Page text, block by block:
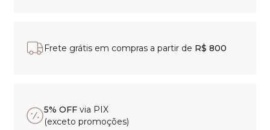
Frete grátis em compras a partir de R$ 800
5% OFF via PIX
(exceto promoções)